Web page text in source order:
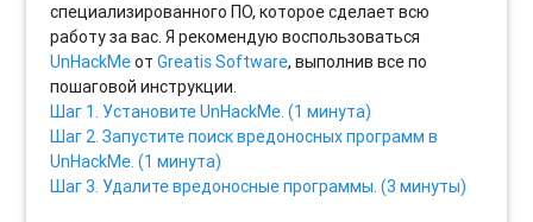
специализированного ПО, которое сделает всю
работу за вас. Я рекомендую воспользоваться
UnHackMeотGreatis Software, выполнив все по
пошаговой инструкции.
Шаг 1. Установите UnHackMe. (1 минута)
Шаг 2. Запустите поиск вредоносных программ в
UnHackMe. (1 минута)
Шаг 3. Удалите вредоносные программы. (3 минуты)